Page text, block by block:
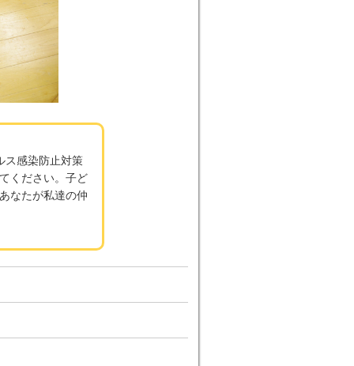
ス感染防止対策
ください。子ど
なたが私達の仲